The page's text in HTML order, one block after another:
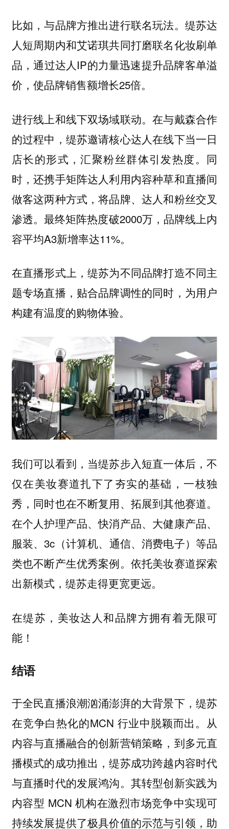
比如，与品牌方推出进行联名玩法。缇苏达
人短周期内和艾诺琪共同打磨联名化妆刷单
品，通过达人IP的力量迅速提升品牌客单溢
价，使品牌销售额增长25倍。
进行线上和线下双场域联动。在与戴森合作
的过程中，缇苏邀请核心达人在线下当一日
店长的形式，汇聚粉丝群体引发热度。同
时，还携手矩阵达人利用内容种草和直播间
做客这两种方式，将品牌、达人和粉丝交叉
渗透。最终矩阵热度破2000万，品牌线上内
容平均A3新增率达11%。
在直播形式上，缇苏为不同品牌打造不同主
题专场直播，贴合品牌调性的同时，为用户
构建有温度的购物体验。
我们可以看到，当缇苏步入短直一体后，不
仅在美妆赛道扎下了夯实的基础，一枝独
秀，同时也在不断复用、拓展到其他赛道。
在个人护理产品、快消产品、大健康产品、
服装、3c（计算机、通信、消费电子）等品
类也不断产生优秀案例。依托美妆赛道探索
出新模式，缇苏走得更宽更远。
在缇苏，美妆达人和品牌方拥有着无限可
能！
结语
于全民直播浪潮汹涌澎湃的大背景下，缇苏
在竞争白热化的MCN 行业中脱颖而出。从
内容与直播融合的创新营销策略，到多元直
播模式的成功推出，缇苏成功跨越内容时代
与直播时代的发展鸿沟。其转型创新实践为
内容型 MCN 机构在激烈市场竞争中实现可
持续发展提供了极具价值的示范与引领，助